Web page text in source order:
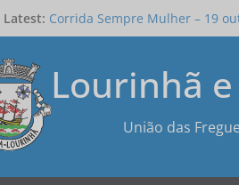
Latest: Corrida Sempre Mulher – 19
Editais de Tomada de Posse
Prova 2º Milha da Cegonha
Campanha de Recolha de
Edital Assembleia de Freguesia
Lourinhã
União das